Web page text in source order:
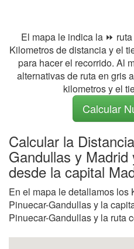
El mapa le indica la ⏩
Kilometros de distancia y el
para hacer el recorrido. Al
alternativas de ruta en gris
kilometros y el
Calcular
Calcular la
Gandullas y
desde la capital
En el mapa le detallamos los
Pinuecar-Gandullas y la
Pinuecar-Gandullas y la ruta